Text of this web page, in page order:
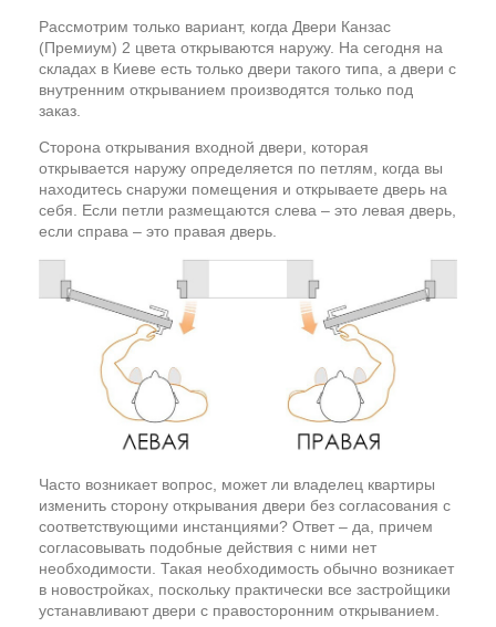
Рассмотрим только вариант, когда Двери Канзас
(Премиум) 2 цвета открываются наружу. На сегодня на
складах в Киеве есть только двери такого типа, а двери с
внутренним открыванием производятся только под
заказ.
Сторона открывания входной двери, которая
открывается наружу определяется по петлям, когда вы
находитесь снаружи помещения и открываете дверь на
себя. Если петли размещаются слева – это левая дверь,
если справа – это правая дверь.
Часто возникает вопрос, может ли владелец квартиры
изменить сторону открывания двери без согласования с
соответствующими инстанциями? Ответ – да, причем
согласовывать подобные действия с ними нет
необходимости. Такая необходимость обычно возникает
в новостройках, поскольку практически все застройщики
устанавливают двери с правосторонним открыванием.